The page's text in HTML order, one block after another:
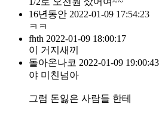
16년동안 2022-01-09 17:54:23
ㅋㅋ
fhth 2022-01-09 18:00:17
이 거지새끼
돌아온나코 2022-01-09 19:00:43
야 미친넘아
그럼 돈잃은 사람들 한테